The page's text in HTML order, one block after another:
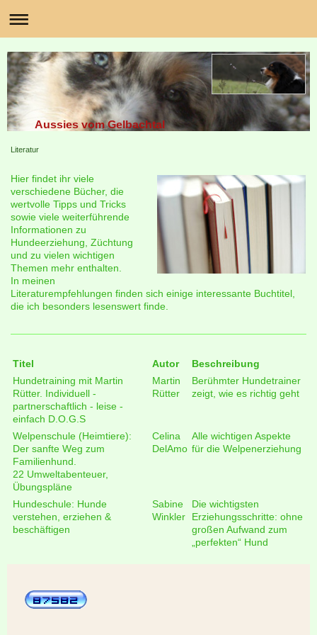
Aussies vom Gelbachtal
Literatur
Hier findet ihr viele
verschiedene Bücher, die
wertvolle Tipps und Tricks
sowie viele weiterführende
Informationen zu
Hundeerziehung, Züchtung
und zu vielen wichtigen
Themen mehr enthalten.
In meinen
Literaturempfehlungen finden sich einige interessante Buchtitel,
die ich besonders lesenswert finde.
Titel Autor
Beschreibung
Hundetraining mit Martin
Rütter. Individuell -
partnerschaftlich - leise -
einfach D.O.G.S
Martin
Rütter
Berühmter Hundetrainer
zeigt, wie es richtig geht
Welpenschule (Heimtiere):
Der sanfte Weg zum
Familienhund.
22 Umweltabenteuer,
Übungspläne
Celina
DelAmo
Alle wichtigen Aspekte
für die Welpenerziehung
Hundeschule: Hunde
verstehen, erziehen &
beschäftigen
Sabine
Winkler
Die wichtigsten
Erziehungsschritte: ohne
großen Aufwand zum
„perfekten“ Hund